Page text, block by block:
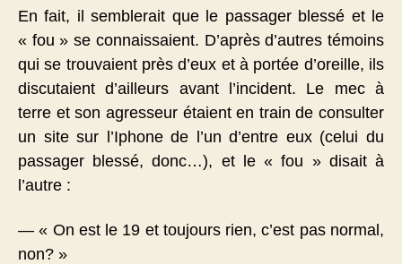
En fait, il semblerait que le passager blessé et le
« fou » se connaissaient. D’après d’autres témoins
qui se trouvaient près d’eux et à portée d’oreille, ils
discutaient d’ailleurs avant l’incident. Le mec à
terre et son agresseur étaient en train de consulter
un site sur l’Iphone de l’un d’entre eux (celui du
passager blessé, donc…), et le « fou » disait à
l’autre :
— « On est le 19 et toujours rien, c’est pas normal,
non? »